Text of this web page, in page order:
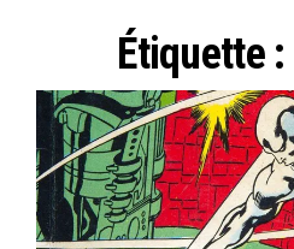
Étiquette :